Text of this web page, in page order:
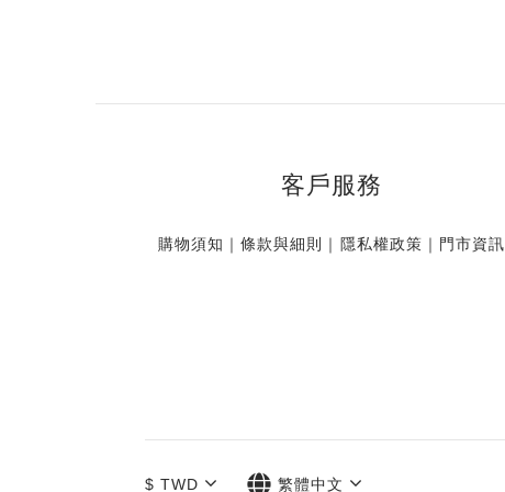
客戶服務
購物須知 ｜條款與細則 ｜ 隱私權政策 ｜ 門市資訊
$ TWD 繁體中文